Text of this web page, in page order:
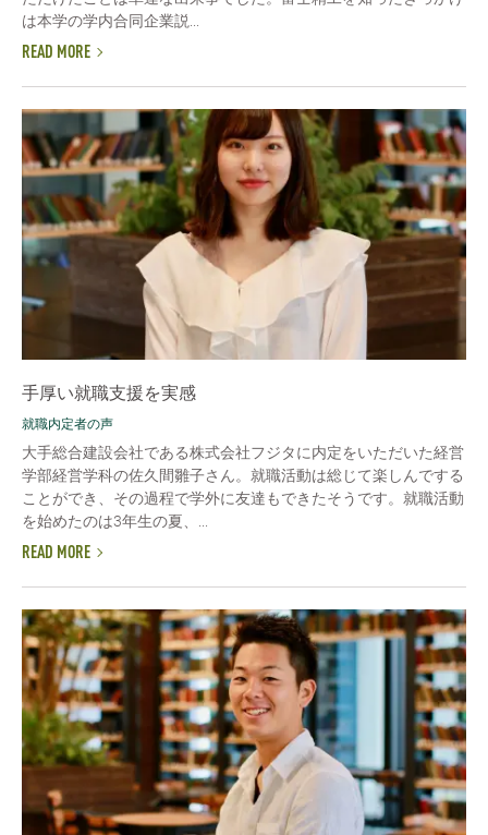
は本学の学内合同企業説...
READ MORE
手厚い就職支援を実感
就職内定者の声
大手総合建設会社である株式会社フジタに内定をいただいた経営
学部経営学科の佐久間雛子さん。就職活動は総じて楽しんでする
ことができ、その過程で学外に友達もできたそうです。就職活動
を始めたのは3年生の夏、...
READ MORE